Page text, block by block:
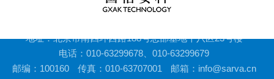
地址：北京市南四环西路188号总部基地十八区23号楼
电话：010-63299678、010-63299679
邮编：100160
传真：010-63707001 邮箱：info@sarva.cn